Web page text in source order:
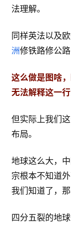
法理解。
同样英法以及
洲修铁路修公
这么做是图啥
无法解释这一行
但实际上我们
布局。
地球这么大，
宗根本不知道
我们知道了，
四分五裂的地